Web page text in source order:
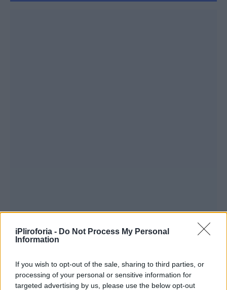
iPliroforia - Do Not Process My Personal
Information
If you wish to opt-out of the sale, sharing to third parties, or
processing of your personal or sensitive information for
targeted advertising by us, please use the below opt-out